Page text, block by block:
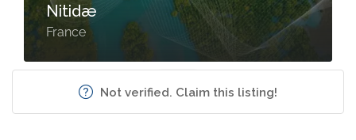
Nitidæ
France
Not verified. Claim this listing!